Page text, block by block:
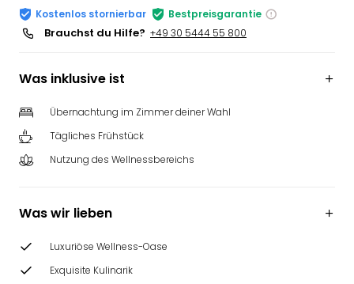
Kostenlos stornierbar Bestpreisgarantie
Brauchst du Hilfe? +49 30 5444 55 800
Was inklusive ist
Übernachtung im Zimmer deiner Wahl
Tägliches Frühstück
Nutzung des Wellnessbereichs
Was wir lieben
Luxuriöse Wellness-Oase
Exquisite Kulinarik